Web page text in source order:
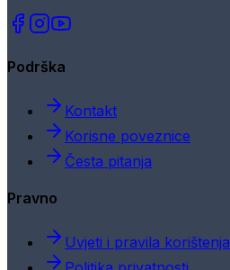
Podrška
Kontakt
Korisne poveznice
Česta pitanja
Pravno
Uvjeti i pravila korištenja